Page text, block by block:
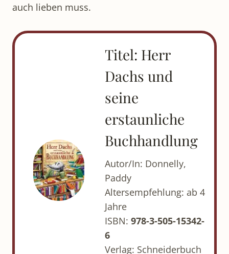
auch lieben muss.
Titel: Herr
Dachs und
seine
erstaunliche
Buchhandlung
Autor/In: Donnelly,
Paddy
Altersempfehlung: ab 4
Jahre
ISBN: 978-3-505-15342-
6
Verlag: Schneiderbuch